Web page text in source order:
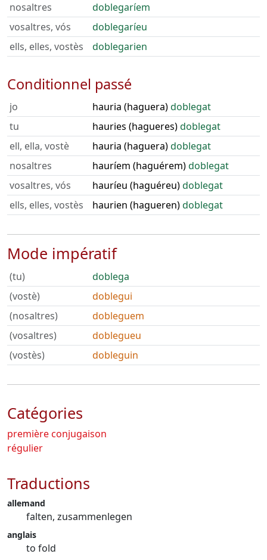
nosaltres
doblegaríem
vosaltres, vós
doblegaríeu
ells, elles, vostès
doblegarien
Conditionnel passé
jo hauria (haguera)doblegat
tu
hauries (hagueres)doblegat
ell, ella, vostè
hauria (haguera)doblegat
nosaltres
hauríem (haguérem)doblegat
vosaltres, vós
hauríeu (haguéreu)doblegat
ells, elles, vostès
haurien (hagueren)doblegat
Mode impératif
(tu)
doblega
(vostè)
doblegui
(nosaltres)
dobleguem
(vosaltres)
doblegueu
(vostès)
dobleguin
Catégories
première conjugaison
régulier
Traductions
allemand
falten, zusammenlegen
anglais
to fold